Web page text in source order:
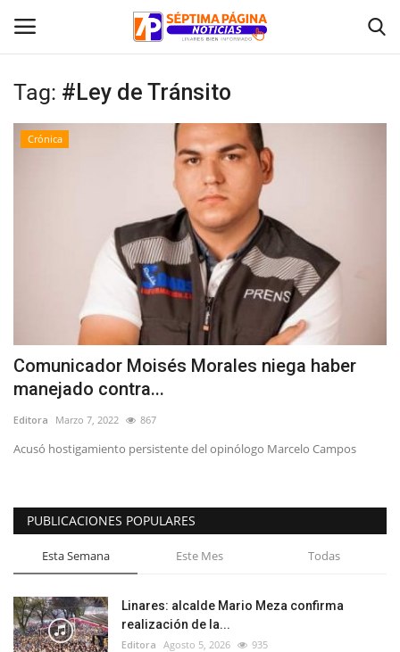
Inicio
Política
Espectáculos
Tag: #Ley de Tránsito
Crónica
Comunicador Moisés Morales niega haber
manejado contra...
Editora Marzo 7, 2022 867
Acusó hostigamiento persistente del opinólogo Marcelo Campos
PUBLICACIONES POPULARES
Esta Semana Este Mes Todas
Linares: alcalde Mario Meza confirma
realización de la...
Editora Agosto 5, 2026 935